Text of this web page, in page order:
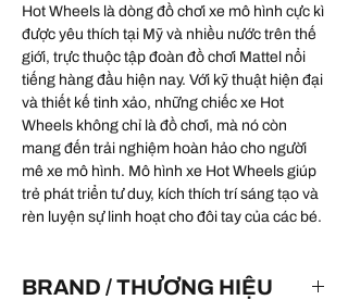
Hot Wheels là dòng đồ chơi xe mô hình cực kì
được yêu thích tại Mỹ và nhiều nước trên thế
giới, trực thuộc tập đoàn đồ chơi Mattel nổi
tiếng hàng đầu hiện nay. Với kỹ thuật hiện đại
và thiết kế tinh xảo, những chiếc xe Hot
Wheels không chỉ là đồ chơi, mà nó còn
mang đến trải nghiệm hoàn hảo cho người
mê xe mô hình. Mô hình xe Hot Wheels giúp
trẻ phát triển tư duy, kích thích trí sáng tạo và
rèn luyện sự linh hoạt cho đôi tay của các bé.
BRAND / THƯƠNG HIỆU